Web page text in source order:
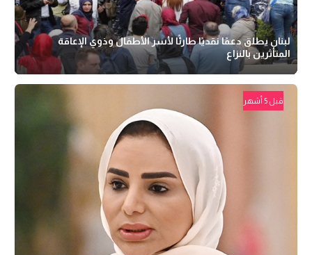
لبنان يطلق دعمًا نقديًا طارئًا لأسر الأطفال وذوي الإعاقة
المتأثرين بالنزاع
قبل 5 أشهر